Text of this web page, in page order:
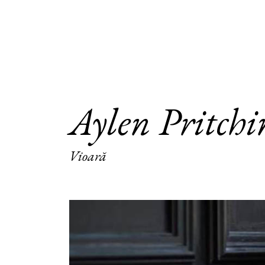
Aylen
Vioară